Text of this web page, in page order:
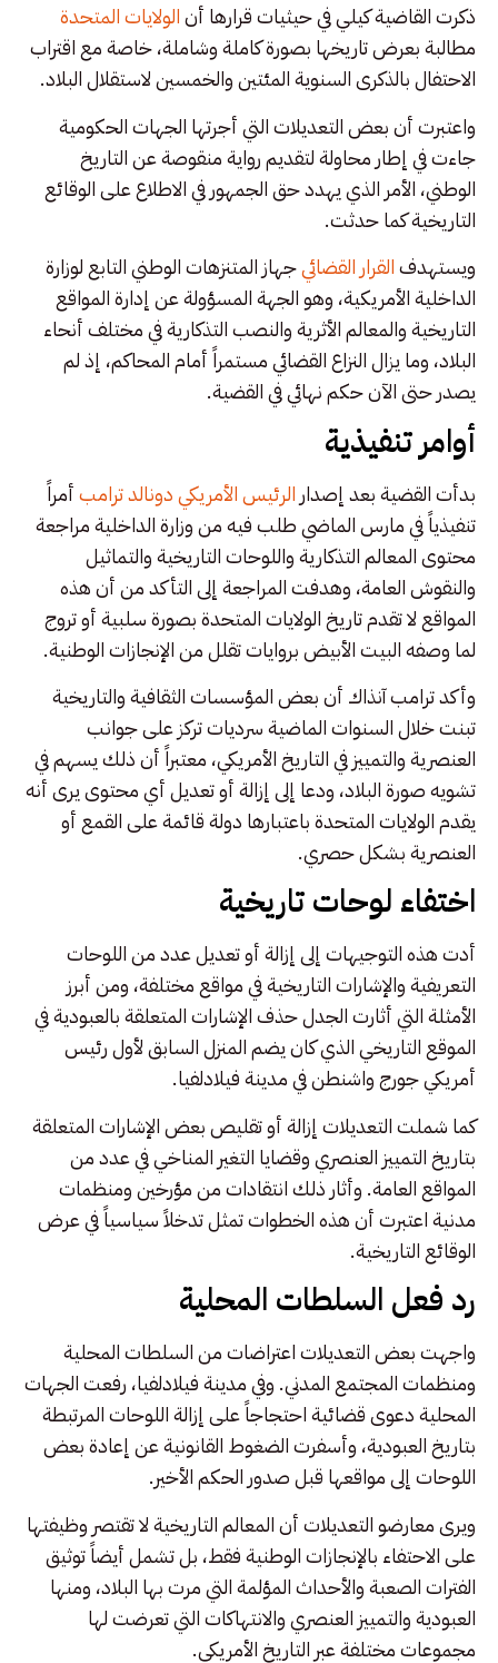
ذكرت القاضية كيلي في حيثيات قرارها أنالولايات المتحدة
مطالبة بعرض تاريخها بصورة كاملة وشاملة، خاصة مع اقتراب
الاحتفال بالذكرى السنوية المئتين والخمسين لاستقلال البلاد.
واعتبرت أن بعض التعديلات التي أجرتها الجهات الحكومية
جاءت في إطار محاولة لتقديم رواية منقوصة عن التاريخ
الوطني، الأمر الذي يهدد حق الجمهور في الاطلاع على الوقائع
التاريخية كما حدثت.
ويستهدفالقرار القضائيجهاز المتنزهات الوطني التابع لوزارة
الداخلية الأمريكية، وهو الجهة المسؤولة عن إدارة المواقع
التاريخية والمعالم الأثرية والنصب التذكارية في مختلف أنحاء
البلاد، وما يزال النزاع القضائي مستمراً أمام المحاكم، إذ لم
يصدر حتى الآن حكم نهائي في القضية.
أوامر تنفيذية
بدأت القضية بعد إصدار الرئيس الأمريكي دونالد ترامبأمراً
تنفيذياً في مارس الماضي طلب فيه من وزارة الداخلية مراجعة
محتوى المعالم التذكارية واللوحات التاريخية والتماثيل
والنقوش العامة، وهدفت المراجعة إلى التأكد من أن هذه
المواقع لا تقدم تاريخ الولايات المتحدة بصورة سلبية أو تروج
لما وصفه البيت الأبيض بروايات تقلل من الإنجازات الوطنية.
وأكد ترامب آنذاك أن بعض المؤسسات الثقافية والتاريخية
تبنت خلال السنوات الماضية سرديات تركز على جوانب
العنصرية والتمييز في التاريخ الأمريكي، معتبراً أن ذلك يسهم في
تشويه صورة البلاد، ودعا إلى إزالة أو تعديل أي محتوى يرى أنه
يقدم الولايات المتحدة باعتبارها دولة قائمة على القمع أو
العنصرية بشكل حصري.
اختفاء لوحات تاريخية
أدت هذه التوجيهات إلى إزالة أو تعديل عدد من اللوحات
التعريفية والإشارات التاريخية في مواقع مختلفة، ومن أبرز
الأمثلة التي أثارت الجدل حذف الإشارات المتعلقة بالعبودية في
الموقع التاريخي الذي كان يضم المنزل السابق لأول رئيس
أمريكي جورج واشنطن في مدينة فيلادلفيا.
كما شملت التعديلات إزالة أو تقليص بعض الإشارات المتعلقة
بتاريخ التمييز العنصري وقضايا التغير المناخي في عدد من
المواقع العامة. وأثار ذلك انتقادات من مؤرخين ومنظمات
مدنية اعتبرت أن هذه الخطوات تمثل تدخلاً سياسياً في عرض
الوقائع التاريخية.
رد فعل السلطات المحلية
واجهت بعض التعديلات اعتراضات من السلطات المحلية
ومنظمات المجتمع المدني. وفي مدينة فيلادلفيا، رفعت الجهات
المحلية دعوى قضائية احتجاجاً على إزالة اللوحات المرتبطة
بتاريخ العبودية، وأسفرت الضغوط القانونية عن إعادة بعض
اللوحات إلى مواقعها قبل صدور الحكم الأخير.
ويرى معارضو التعديلات أن المعالم التاريخية لا تقتصر وظيفتها
على الاحتفاء بالإنجازات الوطنية فقط، بل تشمل أيضاً توثيق
الفترات الصعبة والأحداث المؤلمة التي مرت بها البلاد، ومنها
العبودية والتمييز العنصري والانتهاكات التي تعرضت لها
مجموعات مختلفة عبر التاريخ الأمريكي.